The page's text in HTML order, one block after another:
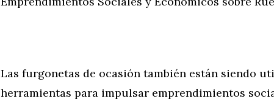
Las furgonetas de ocasión también están siendo
herramientas para impulsar emprendimientos